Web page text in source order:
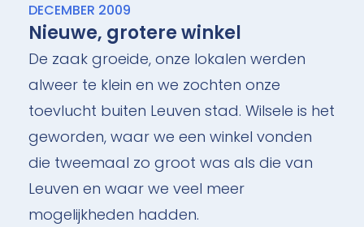
DECEMBER 2009
Nieuwe, grotere winkel
De zaak groeide, onze lokalen werden
alweer te klein en we zochten onze
toevlucht buiten Leuven stad. Wilsele is het
geworden, waar we een winkel vonden
die tweemaal zo groot was als die van
Leuven en waar we veel meer
mogelijkheden hadden.